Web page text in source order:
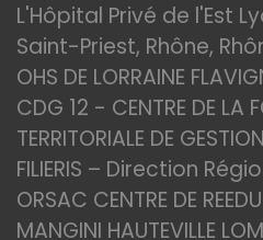
L'Hôpital Privé de l'Est
Saint-Priest, Rhône,
OHS DE LORRAINE
CDG 12 - CENTRE DE LA
TERRITORIALE DE
FILIERIS – Direction
ORSAC CENTRE DE
MANGINI HAUTEVILLE